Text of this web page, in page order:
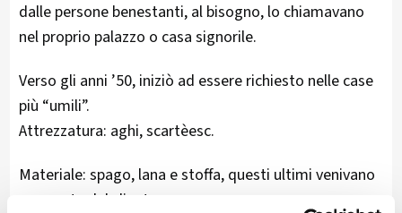
dalle persone benestanti, al bisogno, lo chiamavano
nel proprio palazzo o casa signorile.
Verso gli anni ’50, iniziò ad essere richiesto nelle case
più “umili”.
Attrezzatura: aghi, scartèesc.
Materiale: spago, lana e stoffa, questi ultimi venivano
procurata dal cliente.